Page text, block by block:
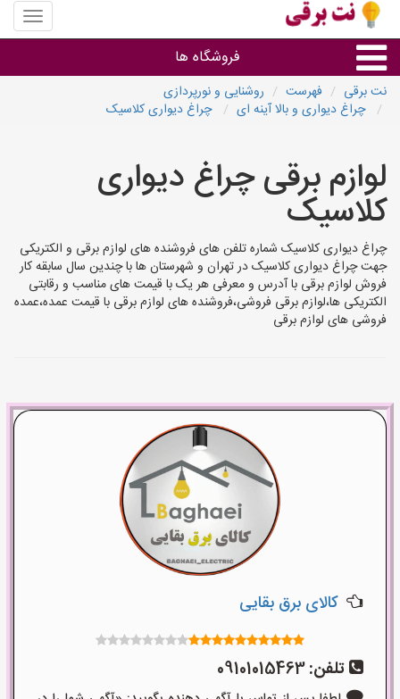
منوی
سایت
برقی
فروشگاه ها
روشنایی و نورپردازی
سایر گروه ها
نت برقی فهرست
روشنایی و نورپردازی
چراغ دیواری و بالا آینه ای
چراغ دیواری کلاسیک
لوازم برقی چراغ دیواری
کلاسیک
چراغ دیواری کلاسیک شماره تلفن های فروشنده های لوازم برقی و الکتریکی
جهت چراغ دیواری کلاسیک در تهران و شهرستان ها با چندین سال سابقه کار
فروش لوازم برقی با آدرس و معرفی هر یک با قیمت های مناسب و رقابتی
الکتریکی ها،لوازم برقی فروشی،فروشنده های لوازم برقی با قیمت عمده،عمده
فروشی های لوازم برقی
کالای برق بقایی
تلفن:09101015463